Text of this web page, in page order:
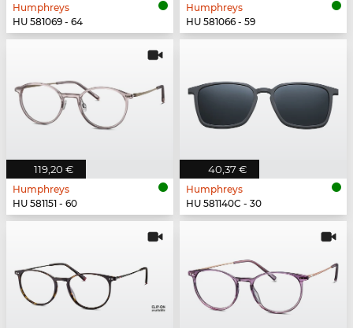
Humphreys
HU 581069 - 64
Humphreys
HU 581066 - 59
119,20 €
Humphreys
HU 581151 - 60
40,37 €
Humphreys
HU 581140C - 30